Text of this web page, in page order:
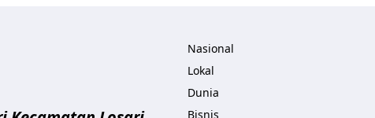
Nasional
Lokal
Dunia
Bisnis